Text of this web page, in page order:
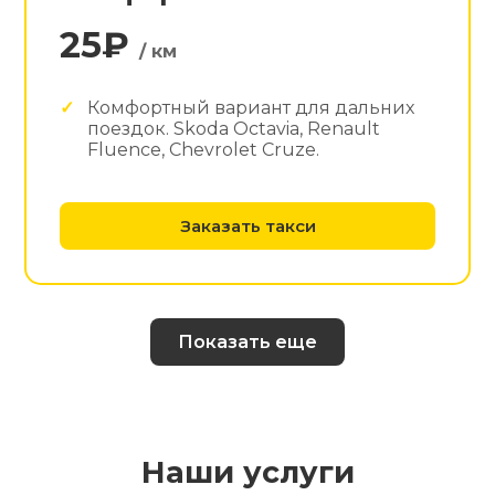
25₽/ км
Комфортный вариант для дальних
поездок. Skoda Octavia, Renault
Fluence, Chevrolet Cruze.
Заказать такси
Показать еще
Наши услуги